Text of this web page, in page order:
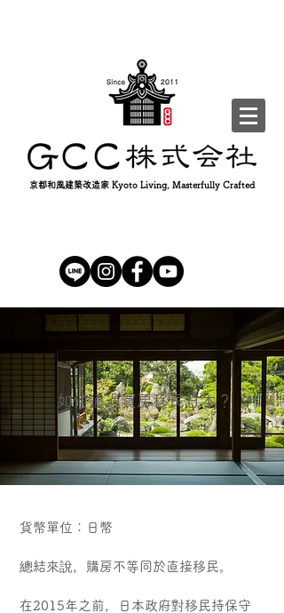
京都和風建築改造家 Kyoto Living, Masterfully Crafted
如何通過買房移民日本？
貨幣單位：日幣
總結來說，購房不等同於直接移民。
在2015年之前，日本政府對移民持保守